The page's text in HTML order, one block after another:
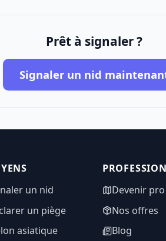
Prêt à signaler ?
Signaler un nid
un nid
un piège
asiatique
Devenir pro
Nos offres
Blog